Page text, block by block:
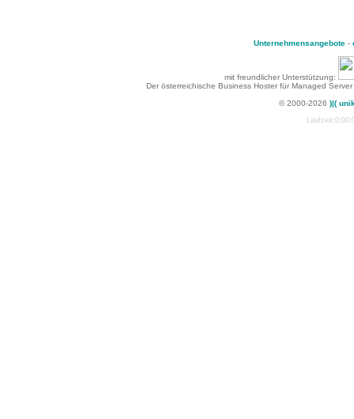
Unternehmensangebote-
mit freundlicher Unterstützung:
Der österreichische Business Hoster für Managed
© 2000-2026 )|(